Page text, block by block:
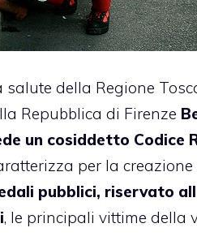
salute della Regione
Repubblica di Firenze
un cosiddetto Codice
per la creazione
pubblici, riservato
, le principali vittime della